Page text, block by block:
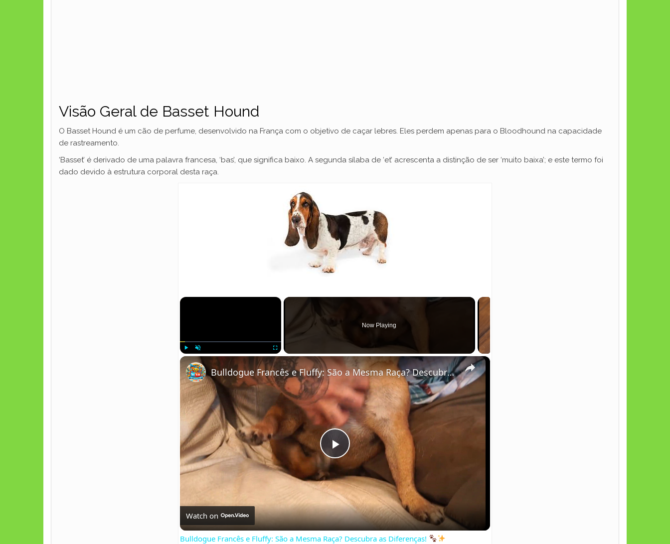
Visão Geral de Basset Hound
O Basset Hound é um cão de perfume, desenvolvido na França com o objetivo de caçar lebres. Eles perdem apenas para o Bloodhound na capacidade
de rastreamento.
‘Basset’ é derivado de uma palavra francesa, ‘bas’, que significa baixo. A segunda sílaba de ‘et’ acrescenta a distinção de ser ‘muito baixa’; e este termo foi
dado devido à estrutura corporal desta raça.
×
Unmute Fullscreen
Now Playing
×
P
l
a
Bulldogue Francês e Fluffy: São a Mesma Raça? Descubra as Diferenças!
Watch on
Bulldogue Francês e Fluffy: São a Mesma Raça? Descubra as Diferenças!